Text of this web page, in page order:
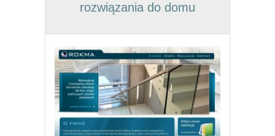
rozwiązania do domu